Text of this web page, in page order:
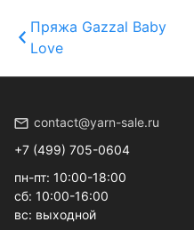
Пряжа Gazzal Baby
Love
contact@yarn-sale.ru
+7 (499) 705-0604
пн-пт: 10:00-18:00
сб: 10:00-16:00
вс: выходной